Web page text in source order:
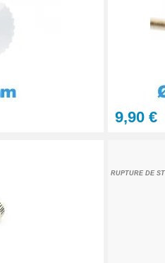
antistatique electronique ST-12
9,90 €
RUPTURE DE